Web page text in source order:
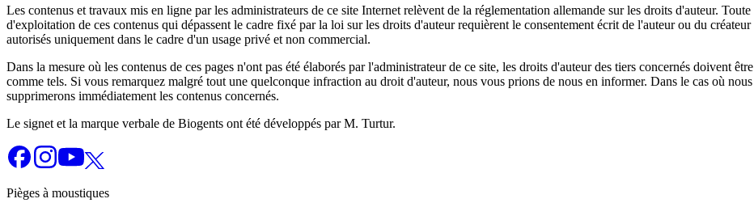
Les contenus et travaux mis en ligne par les administrateurs de ce site Internet relèvent de la réglementation allemande sur les droits d'auteur.
d'exploitation de ces contenus qui dépassent le cadre fixé par la loi sur les droits d'auteur requièrent le consentement écrit de l'auteur ou du
autorisés uniquement dans le cadre d'un usage privé et non commercial.
Dans la mesure où les contenus de ces pages n'ont pas été élaborés par l'administrateur de ce site, les droits d'auteur des tiers concernés doivent
comme tels. Si vous remarquez malgré tout une quelconque infraction au droit d'auteur, nous vous prions de nous en informer. Dans le cas où
supprimerons immédiatement les contenus concernés.
Le signet et la marque verbale de Biogents ont été développés par M. Turtur.
Pièges à moustiques